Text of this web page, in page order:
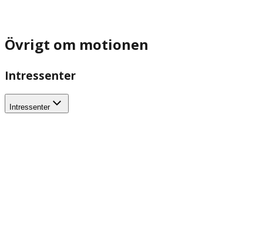
Övrigt om motionen
Intressenter
Intressenter